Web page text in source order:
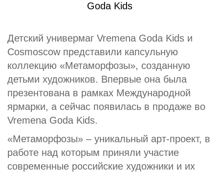
Goda Kids
Детский универмаг Vremena Goda Kids и
Cosmoscow представили капсульную
коллекцию «Метаморфозы», созданную
детьми художников. Впервые она была
презентована в рамках Международной
ярмарки, а сейчас появилась в продаже во
Vremena Goda Kids.
«Метаморфозы» – уникальный арт-проект, в
работе над которым приняли участие
современные российские художники и их